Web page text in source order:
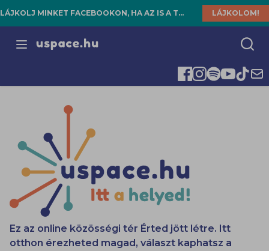
LÁJKOLJ MINKET FACEBOOKON, HA AZ IS A TE HELYED! LÁJKOLOM!
Open menu
Ez az online közösségi tér Érted jött létre. Itt
otthon érezheted magad, választ kaphatsz a